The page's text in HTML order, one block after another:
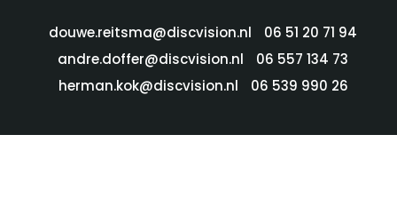
douwe.reitsma@discvision.nl
06 51 20 71 94
andre.doffer@discvision.nl
06 557 134 73
herman.kok@discvision.nl
06 539 990 26